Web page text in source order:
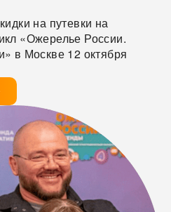
на путевки на
«Ожерелье России.
в Москве 12 октября